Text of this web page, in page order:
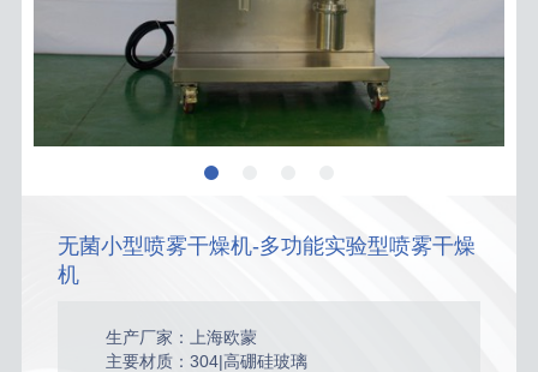
无菌小型喷雾干燥机-多功能实验型喷雾干燥
机
生产厂家：上海欧蒙
主要材质：304|高硼硅玻璃